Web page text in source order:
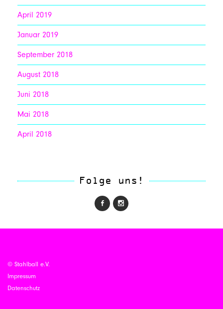
April 2019
Januar 2019
September 2018
August 2018
Juni 2018
Mai 2018
April 2018
Folge uns!
© Stahlball e.V.
Impressum
Datenschutz